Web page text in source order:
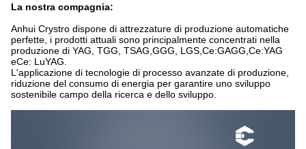
La nostra compagnia:
Anhui Crystro dispone di attrezzature di produzione automatiche
perfette, i prodotti attuali sono principalmente concentrati nella
produzione di YAG, TGG, TSAG,GGG, LGS,Ce:GAGG,Ce:YAG
eCe: LuYAG.
L'applicazione di tecnologie di processo avanzate di produzione,
riduzione del consumo di energia per garantire uno sviluppo
sostenibile campo della ricerca e dello sviluppo.